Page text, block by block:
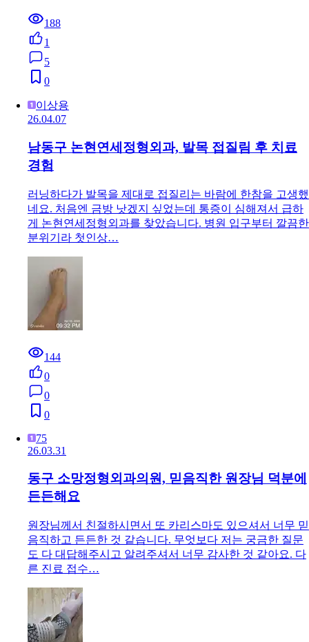
188
1
5
0
이상용
26.04.07
남동구 논현연세정형외과, 발목 접질림 후 치료
경험
러닝하다가 발목을 제대로 접질리는 바람에 한참을 고생했
네요. 처음엔 금방 낫겠지 싶었는데 통증이 심해져서 급하
게 논현연세정형외과를 찾았습니다. 병원 입구부터 깔끔한
분위기라 첫인상…
144
0
0
0
75
26.03.31
동구 소망정형외과의원, 믿음직한 원장님 덕분에
든든해요
원장님께서 친절하시면서 또 카리스마도 있으셔서 너무 믿
음직하고 든든한 것 같습니다. 무엇보다 저는 궁금한 질문
도 다 대답해주시고 알려주셔서 너무 감사한 것 같아요. 다
른 진료 접수…